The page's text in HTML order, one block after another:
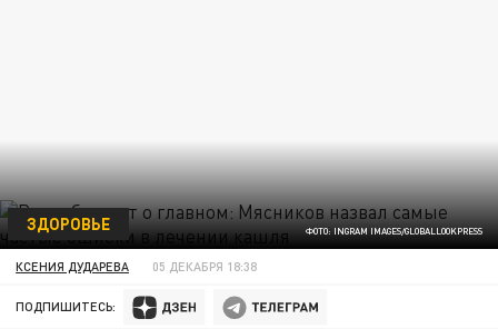
ФОТО: INGRAM IMAGES/GLOBALLOOKPRESS
ЗДОРОВЬЕ
КСЕНИЯ ДУДАРЕВА 05 ДЕКАБРЯ 18:38
ПОДПИШИТЕСЬ: